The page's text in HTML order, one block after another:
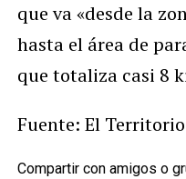
que va «desde la
hasta el área de
que totaliza casi 8
Fuente: El Territorio
Compartir con amigos o